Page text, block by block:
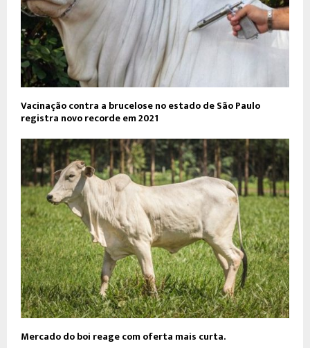
Vacinação contra a brucelose no estado de São Paulo
registra novo recorde em 2021
Mercado do boi reage com oferta mais curta.